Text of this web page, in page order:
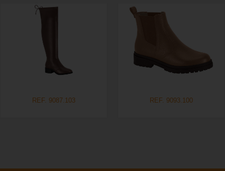
REF. 9087.103 REF. 9093.100